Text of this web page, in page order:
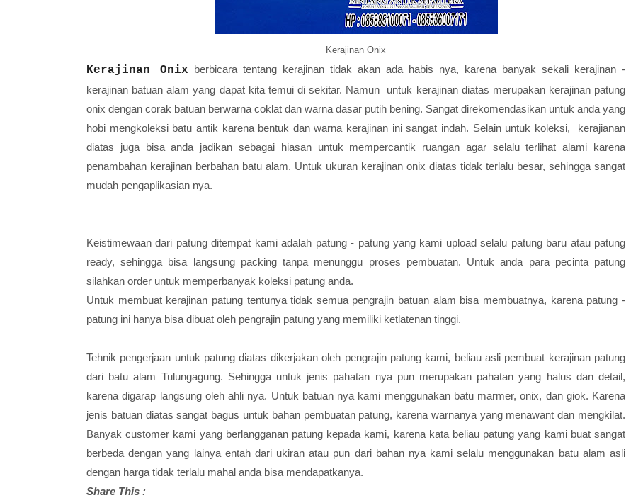
Kerajinan Onix
Kerajinan Onix berbicara tentang kerajinan tidak akan ada habis nya, karena banyak sekali kerajinan -
kerajinan batuan alam yang dapat kita temui di sekitar. Namun untuk kerajinan diatas merupakan kerajinan patung
onix dengan corak batuan berwarna coklat dan warna dasar putih bening. Sangat direkomendasikan untuk anda yang
hobi mengkoleksi batu antik karena bentuk dan warna kerajinan ini sangat indah. Selain untuk koleksi, kerajianan
diatas juga bisa anda jadikan sebagai hiasan untuk mempercantik ruangan agar selalu terlihat alami karena
penambahan kerajinan berbahan batu alam. Untuk ukuran kerajinan onix diatas tidak terlalu besar, sehingga sangat
mudah pengaplikasian nya.
Keistimewaan dari patung ditempat kami adalah patung - patung yang kami upload selalu patung baru atau patung
ready, sehingga bisa langsung packing tanpa menunggu proses pembuatan. Untuk anda para pecinta patung
silahkan order untuk memperbanyak koleksi patung anda.
Untuk membuat kerajinan patung tentunya tidak semua pengrajin batuan alam bisa membuatnya, karena patung -
patung ini hanya bisa dibuat oleh pengrajin patung yang memiliki ketlatenan tinggi.
Tehnik pengerjaan untuk patung diatas dikerjakan oleh pengrajin patung kami, beliau asli pembuat kerajinan patung
dari batu alam Tulungagung. Sehingga untuk jenis pahatan nya pun merupakan pahatan yang halus dan detail,
karena digarap langsung oleh ahli nya. Untuk batuan nya kami menggunakan batu marmer, onix, dan giok. Karena
jenis batuan diatas sangat bagus untuk bahan pembuatan patung, karena warnanya yang menawant dan mengkilat.
Banyak customer kami yang berlangganan patung kepada kami, karena kata beliau patung yang kami buat sangat
berbeda dengan yang lainya entah dari ukiran atau pun dari bahan nya kami selalu menggunakan batu alam asli
dengan harga tidak terlalu mahal anda bisa mendapatkanya.
Share This :